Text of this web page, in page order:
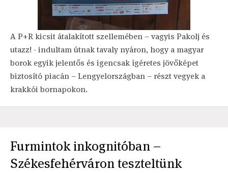
A P+R kicsit átalakított szellemében – vagyis Pakolj és
utazz! - indultam útnak tavaly nyáron, hogy a magyar
borok egyik jelentős és igencsak ígéretes jövőképet
biztosító piacán – Lengyelországban – részt vegyek a
krakkói bornapokon.
Furmintok inkognitóban –
Székesfehérváron teszteltünk